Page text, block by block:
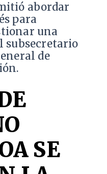
abordar
para
una
subsecretario
de
SE